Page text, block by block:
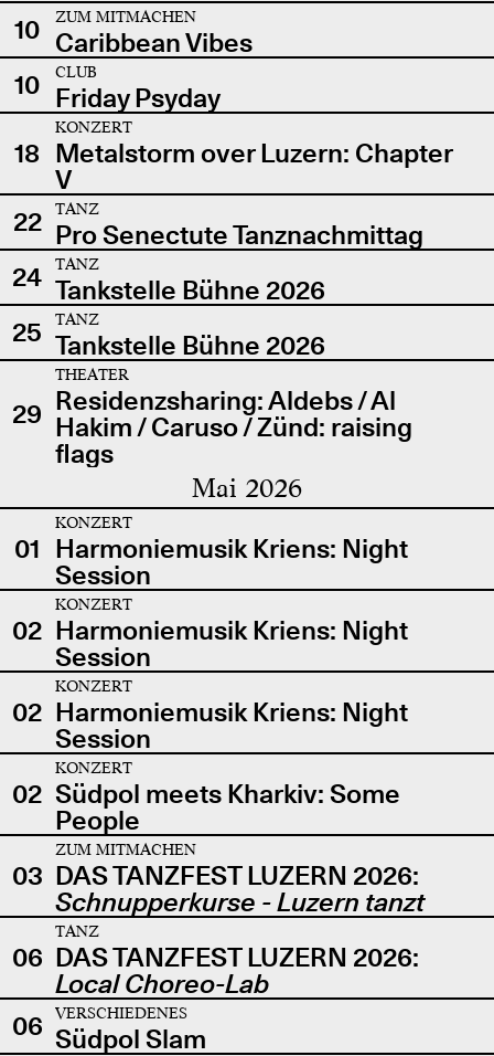
10
ZUM MITMACHEN
Caribbean Vibes
10
CLUB
Friday Psyday
18
KONZERT
Metalstorm over Luzern: Chapter
V
22
TANZ
Pro Senectute Tanznachmittag
24
TANZ
Tankstelle Bühne 2026
25
TANZ
Tankstelle Bühne 2026
29
THEATER
Residenzsharing: Aldebs / Al
Hakim / Caruso / Zünd: raising
flags
Mai 2026
01
KONZERT
Harmoniemusik Kriens: Night
Session
02
KONZERT
Harmoniemusik Kriens: Night
Session
02
KONZERT
Harmoniemusik Kriens: Night
Session
02
KONZERT
Südpol meets Kharkiv: Some
People
03
ZUM MITMACHEN
DAS TANZFEST LUZERN 2026:
Schnupperkurse - Luzern tanzt
06
TANZ
DAS TANZFEST LUZERN 2026:
Local Choreo-Lab
06
VERSCHIEDENES
Südpol Slam